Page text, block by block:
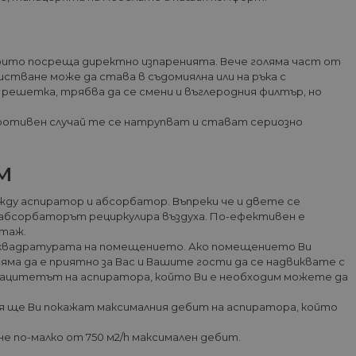
посреща директно изпаренията. Вече голяма част от
може да става в съдомиялна или на ръка с
трябва да се смени и въглеродния филтър, но
случай те се натрупват и стават сериозно
аспиратор и абсорбатор. Въпреки че и двете се
рециркулира въздуха. По-ефективен е
на помещението. Ако помещението Ви
да е приятно за Вас и Вашите гости да се надвиквате с
на аспиратора, който Ви е необходим можете да
ще Ви покажат максималния дебит на аспиратора, който
по-малко от 750 м2/h максимален дебит.
Google Analytics,
поведението на
в повечето
с по-старата версия на
това беше
на нови сесии /
Google Analytics, това
показателя за
идентифицира
каже на
когато данните се
уникална
и проследяване на
на акаунта или
която се използва за
с голям
която крайният
на Google), за да
продукти, като
за това как